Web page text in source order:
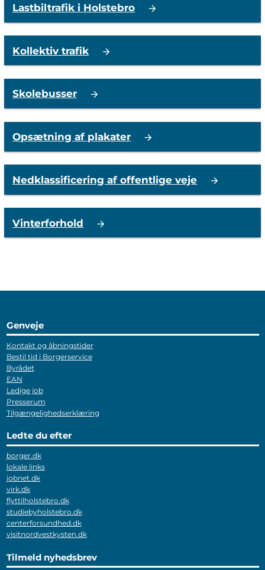
Lastbiltrafik i Holstebro
Kollektiv trafik
Skolebusser
Opsætning af plakater
Nedklassificering af offentlige veje
Vinterforhold
Genveje
Kontakt og åbningstider
Bestil tid i Borgerservice
Byrådet
EAN
Ledige job
Presserum
Tilgængelighedserklæring
Ledte du efter
borger.dk
lokale links
jobnet.dk
virk.dk
flyttilholstebro.dk
studiebyholstebro.dk
centerforsundhed.dk
visitnordvestkysten.dk
Tilmeld nyhedsbrev